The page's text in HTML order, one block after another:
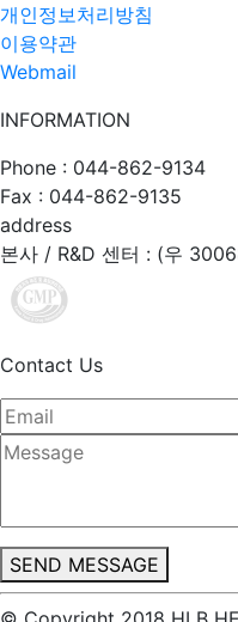
개인정보처리방침
이용약관
Webmail
INFORMATION
Phone : 044-862-9134
Fax : 044-862-9135
address
본사 / R&D 센터 : (우
Contact Us
SEND MESSAGE